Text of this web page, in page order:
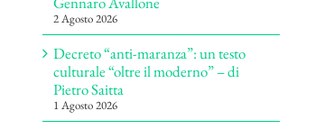
2 Agosto 2026
Decreto “anti-maranza”: un testo
culturale “oltre il moderno” – di
Pietro Saitta
1 Agosto 2026